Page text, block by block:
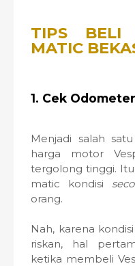
TIPS BELI
MATIC
1. Cek Odometer
Menjadi salah
harga motor
tergolong tinggi.
matic kondisi
orang.
Nah, karena kondisi
riskan, hal
ketika membeli